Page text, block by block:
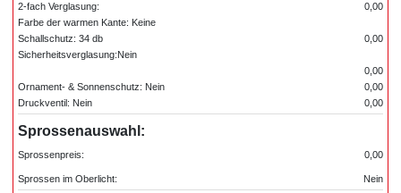
2-fach Verglasung:
0,00
Farbe der warmen Kante: Keine
Schallschutz: 34 db
0,00
Sicherheitsverglasung:Nein
0,00
Ornament- & Sonnenschutz: Nein
0,00
Druckventil: Nein
0,00
Sprossenauswahl:
Sprossenpreis: 0,00
Sprossen im Oberlicht: Nein